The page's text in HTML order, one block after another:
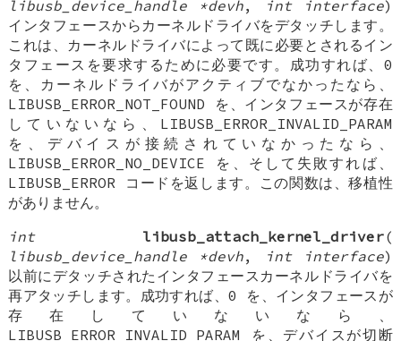
libusb_device_handle *devh, int interface)
インタフェースからカーネルドライバをデタッチします。
これは、カーネルドライバによって既に必要とされるイン
タフェースを要求するために必要です。成功すれば、0
を、カーネルドライバがアクティブでなかったなら、
LIBUSB_ERROR_NOT_FOUND を、インタフェースが存在
していないなら、LIBUSB_ERROR_INVALID_PARAM
を、デバイスが接続されていなかったなら、
LIBUSB_ERROR_NO_DEVICE を、そして失敗すれば、
LIBUSB_ERROR コードを返します。この関数は、移植性
がありません。
int
libusb_attach_kernel_driver(
libusb_device_handle *devh, int interface)
以前にデタッチされたインタフェースカーネルドライバを
再アタッチします。成功すれば、0 を、インタフェースが
存在していないなら、
LIBUSB_ERROR_INVALID_PARAM を、デバイスが切断